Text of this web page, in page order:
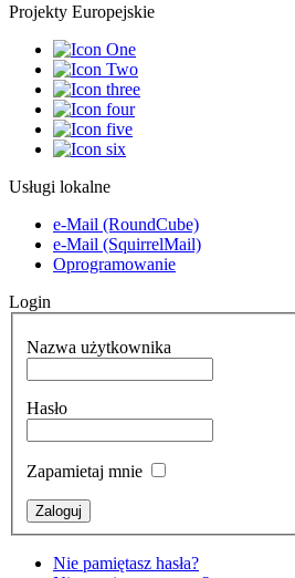
Projekty Europejskie
Usługi lokalne
e-Mail (RoundCube)
e-Mail (SquirrelMail)
Oprogramowanie
Login
Nazwa użytkownika
Hasło
Zapamietaj mnie
Nie pamiętasz hasła?